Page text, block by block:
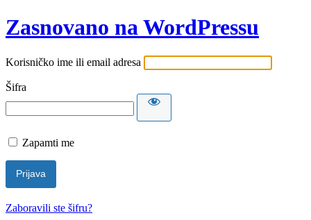
Zasnovano na WordPressu
Korisničko ime ili email adresa
Šifra
Zapamti me
Zaboravili ste šifru?